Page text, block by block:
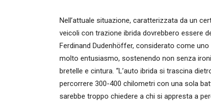
Nell’attuale situazione, caratterizzata da un
veicoli con trazione ibrida dovrebbero essere
Ferdinand Dudenhöffer, considerato come
molto entusiasmo, sostenendo non senza
bretelle e cintura. “L’auto ibrida si trascina
percorrere 300-400 chilometri con una sola
sarebbe troppo chiedere a chi si appresta a